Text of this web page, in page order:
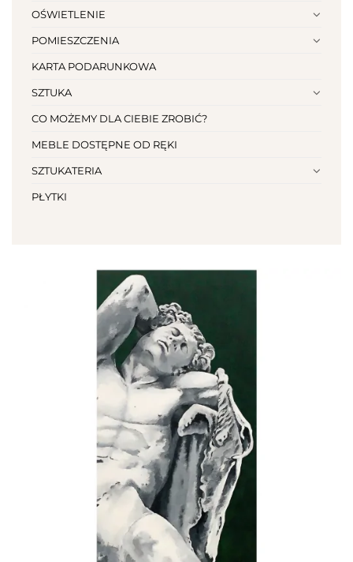
OŚWIETLENIE
POMIESZCZENIA
KARTA PODARUNKOWA
SZTUKA
CO MOŻEMY DLA CIEBIE ZROBIĆ?
MEBLE DOSTĘPNE OD RĘKI
SZTUKATERIA
PŁYTKI